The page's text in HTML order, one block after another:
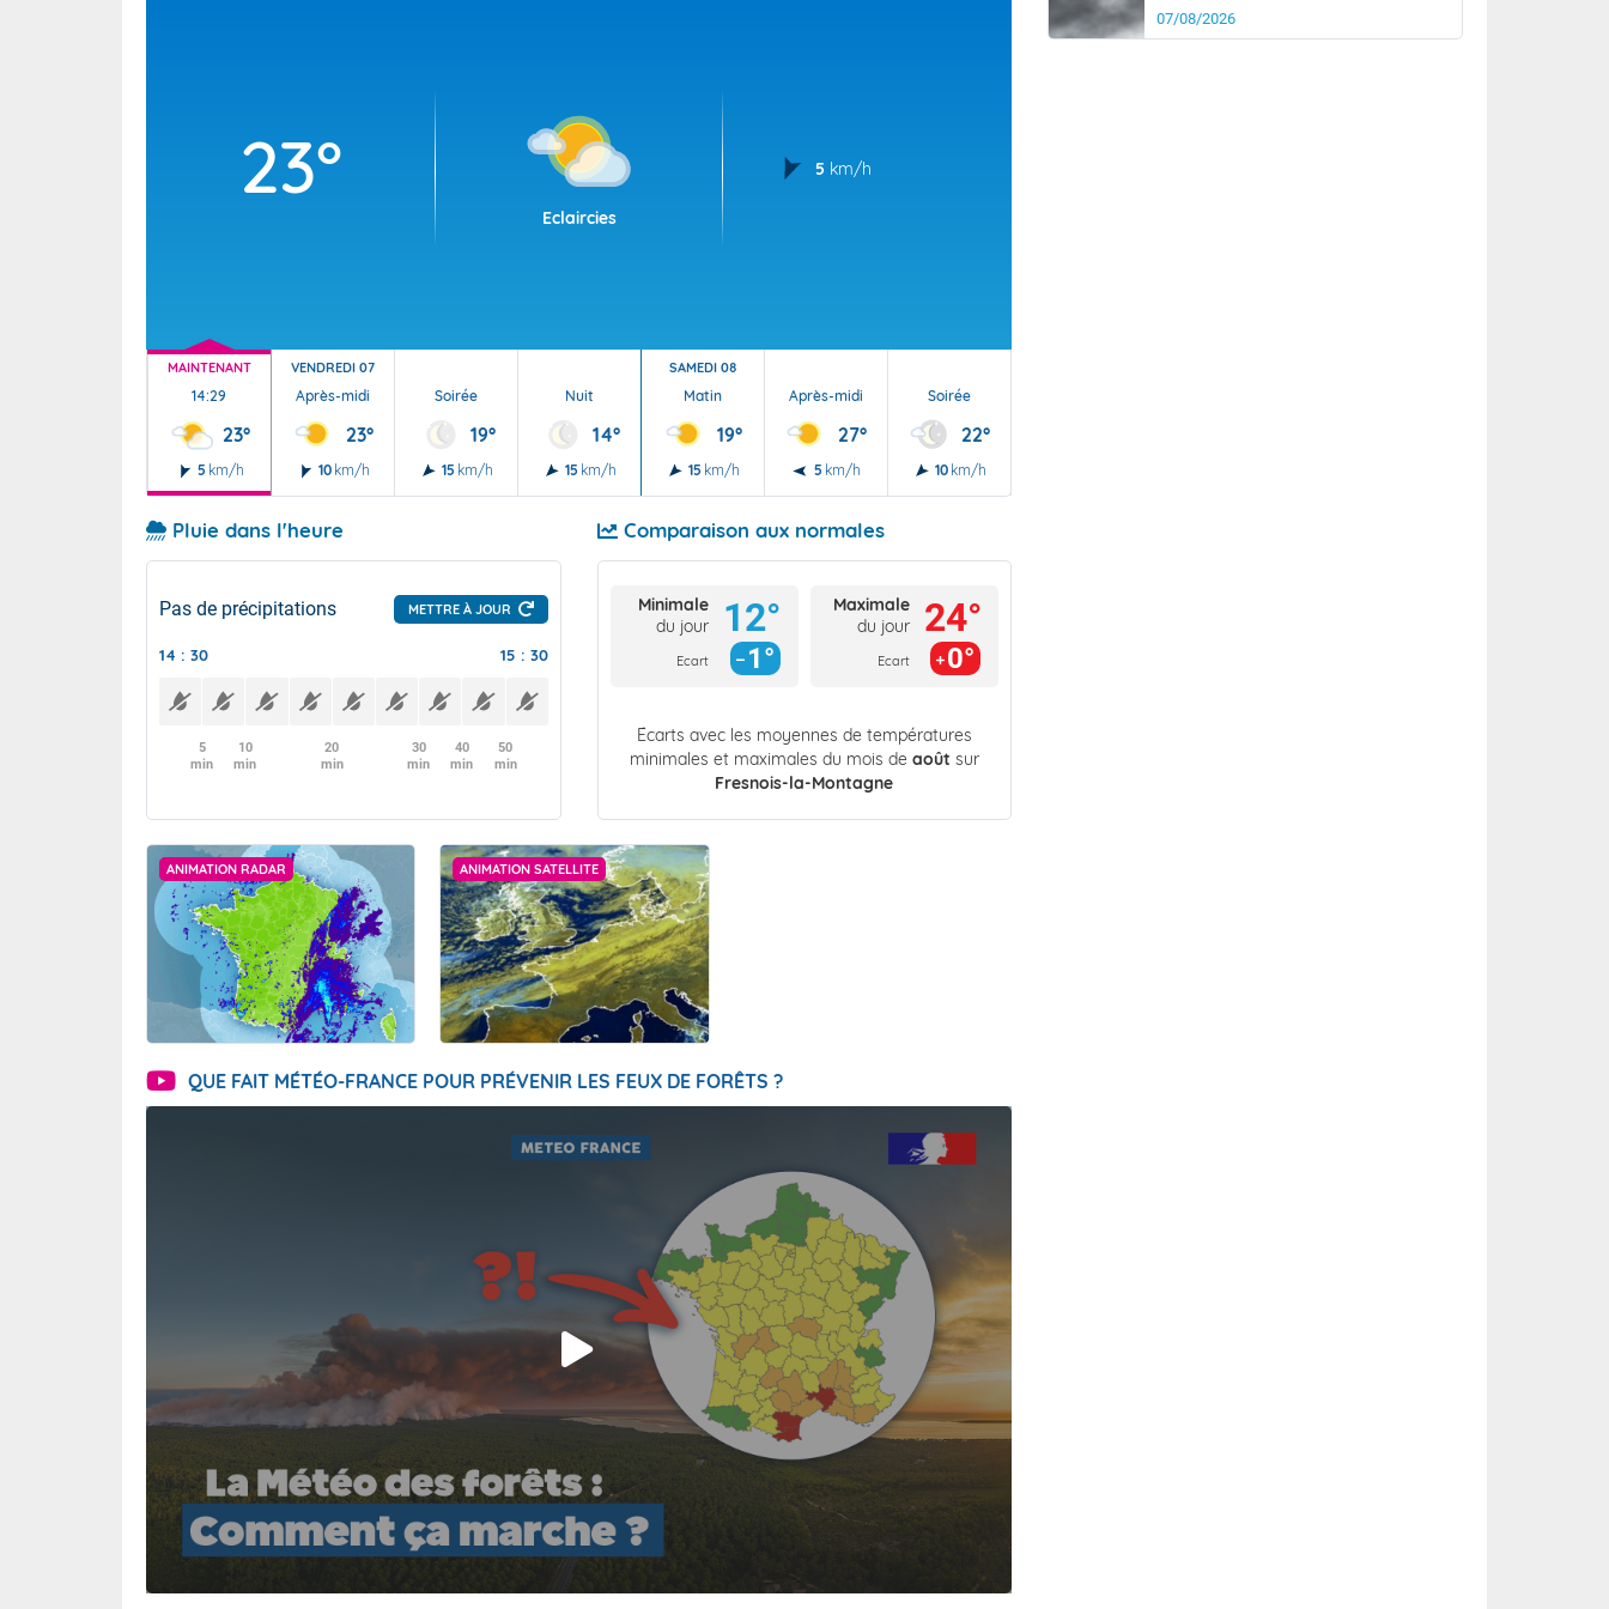
23°
Eclaircies
5 km/h
MAINTENANT
14:29
23°
5 km/h
VENDREDI 07
Après-midi
23°
10 km/h
Soirée
19°
15 km/h
Nuit
14°
15 km/h
SAMEDI 08
Matin
19°
15 km/h
Après-midi
27°
5 km/h
Soirée
22°
10 km/h
Pluie dans l'heure
Pas de précipitations METTRE À JOUR
14 : 30 15 : 30
5
min
10
min
20
min
30
min
40
min
50
min
Comparaison aux normales
Minimale
du jour
Ecart
12°
1°
Maximale
du jour
Ecart
24°
0°
Écarts avec les moyennes de températures
minimales et maximales du mois de août sur
Fresnois-la-Montagne
ANIMATION RADAR ANIMATION SATELLITE
QUE FAIT MÉTÉO-FRANCE POUR PRÉVENIR LES FEUX DE FORÊTS ?
07/08/2026